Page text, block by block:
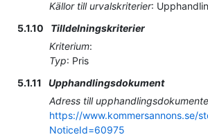
Källor till urvalskriterier:
5.1.10
Tilldelningskriterier
Kriterium:
Typ: Pris
5.1.11
Upphandlingsdokument
Adress till
https://www.kommersannons.se/
NoticeId=60975